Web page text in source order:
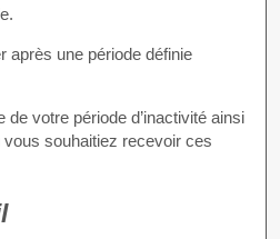
après une période définie
votre période d’inactivité ainsi
souhaitiez recevoir ces